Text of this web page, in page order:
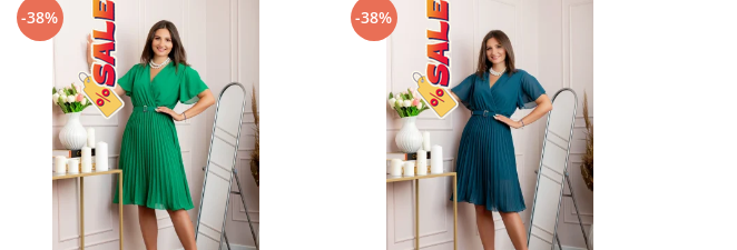
-38% -38%